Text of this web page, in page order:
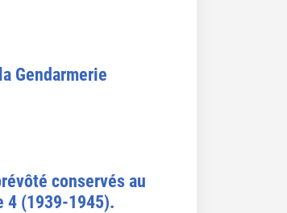
Gendarmerie
conservés au
4 (1939-1945).